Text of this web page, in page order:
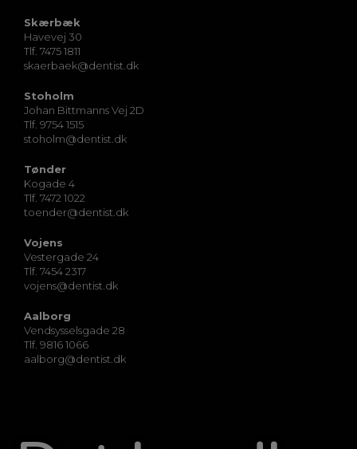
Skærbæk
Havevej 30
Tlf. 7475 1811
skaerbaek@dentist.dk
Stoholm
Johan Bittmanns Vej 2D
Tlf. 9754 1515
stoholm@dentist.dk
Tønder
Kogade 4
Tlf. 7472 1022
toender@dentist.dk
Vojens
Vestergade 24
Tlf. 7454 2317
vojens@dentist.dk
Aalborg
Vendsysselsgade 28
Tlf. 9816 1066
aalborg@dentist.dk